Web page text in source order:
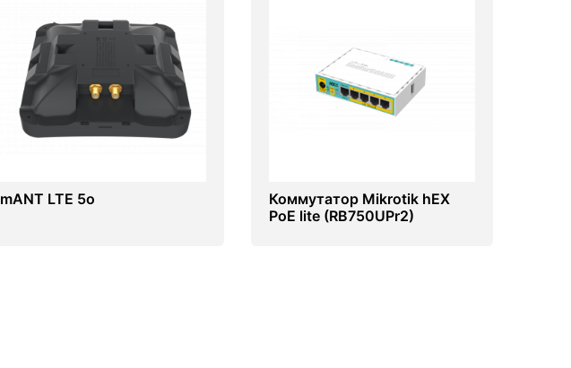
mANT LTE 5o
Коммутатор Mikrotik hEX
PoE lite (RB750UPr2)